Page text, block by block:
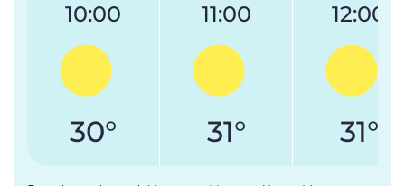
10:00
30°
11:00
31°
12:00
31°